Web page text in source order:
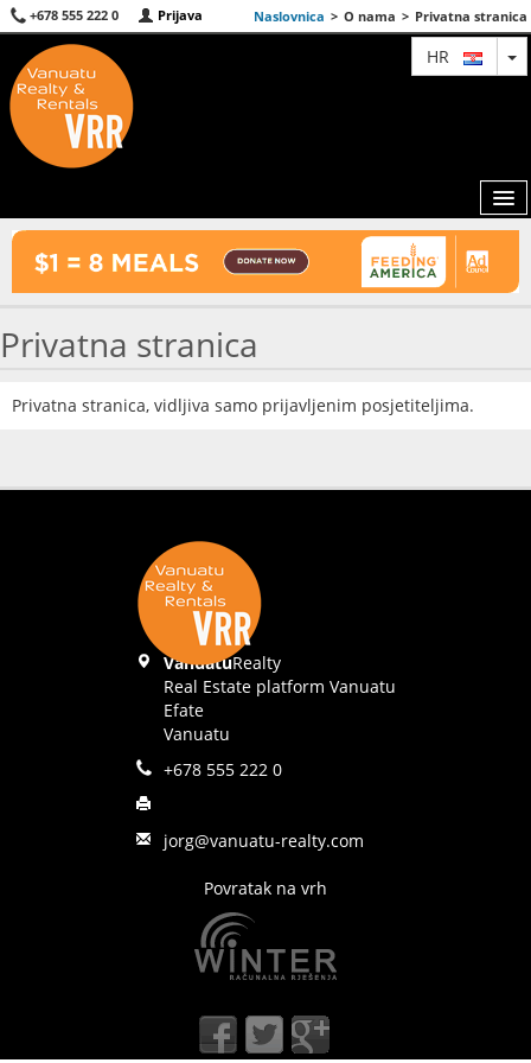
+678 555 222 0 Prijava Naslovnica > O nama > Privatna stranica
HR
KARTA
KONTAKT
Privatna stranica
Privatna stranica, vidljiva samo prijavljenim posjetiteljima.
VanuatuRealty
Real Estate platform Vanuatu
Efate
Vanuatu
+678 555 222 0
jorg@vanuatu-realty.com
Povratak na vrh